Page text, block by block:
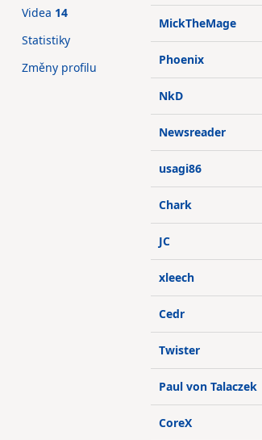
MickTheMage
Phoenix
NkD
Newsreader
usagi86
Chark
JC
xleech
Cedr
Twister
Paul von Talaczek
CoreX
Videa 14
Statistiky
Změny profilu